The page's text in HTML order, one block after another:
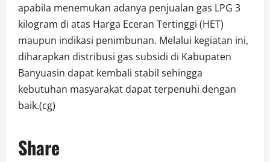
apabila menemukan adanya penjualan gas LPG 3
kilogram di atas Harga Eceran Tertinggi (HET)
maupun indikasi penimbunan. Melalui kegiatan ini,
diharapkan distribusi gas subsidi di Kabupaten
Banyuasin dapat kembali stabil sehingga
kebutuhan masyarakat dapat terpenuhi dengan
baik.(cg)
Share